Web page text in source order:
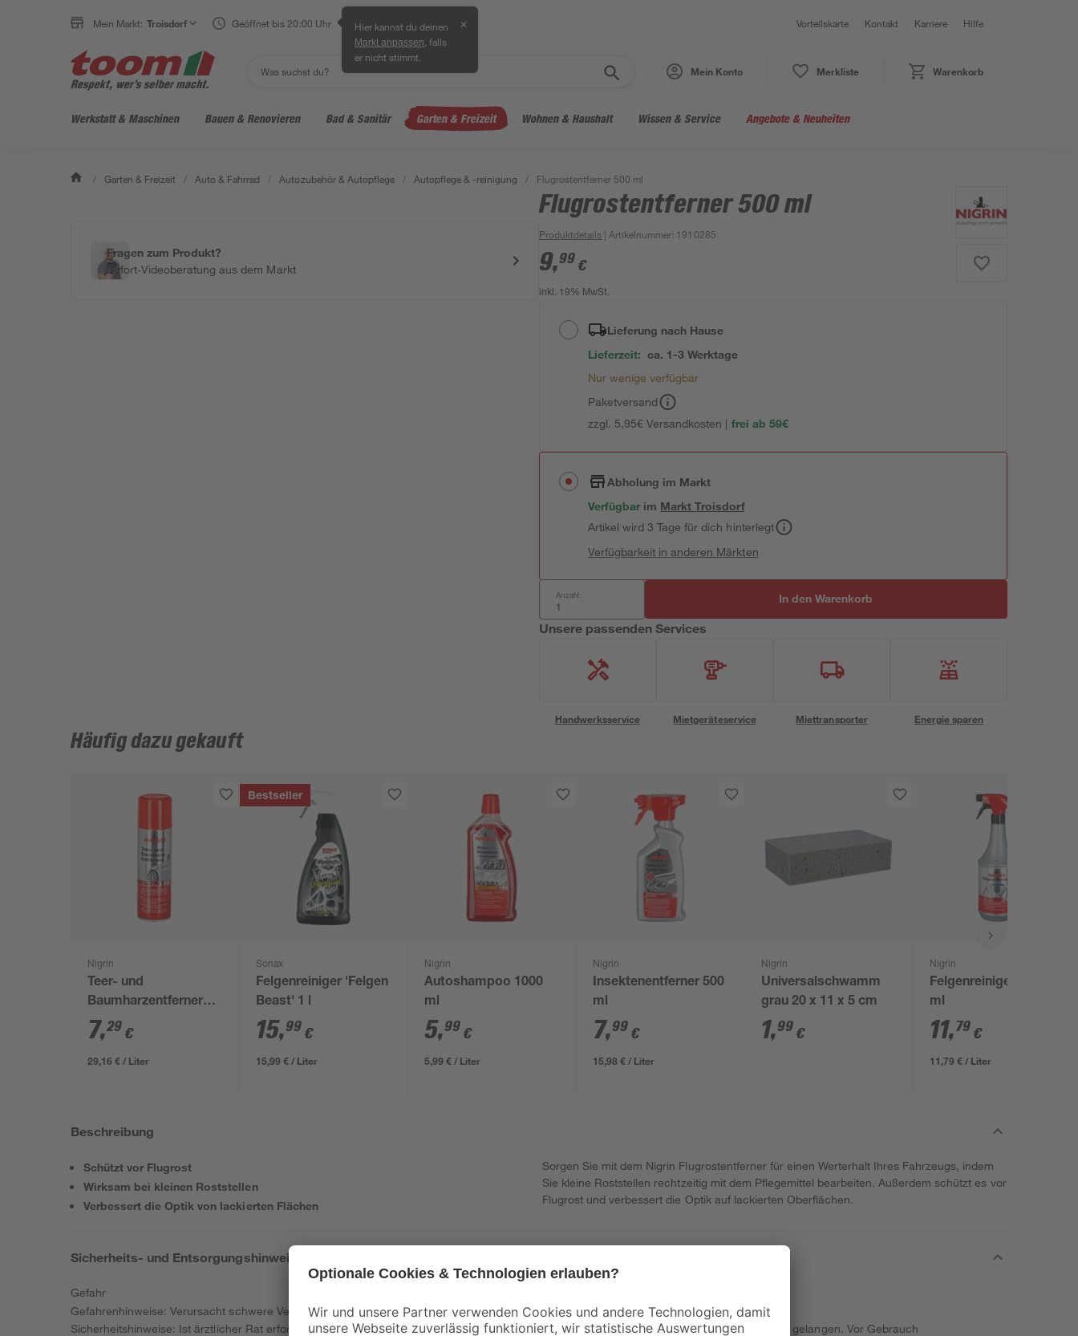
Mein Markt: Troisdorf Geöffnet bis 20:00 Uhr Hier kannst du deinen
Markt anpassen , falls
er nicht stimmt.
✕ Vorteilskarte Kontakt Karriere Hilfe
Mein Konto Merkliste Warenkorb
Werkstatt & Maschinen Bauen & Renovieren Bad & Sanitär Garten & Freizeit Wohnen & Haushalt Wissen & Service Angebote & Neuheiten
/ Garten & Freizeit / Auto & Fahrrad / Autozubehör & Autopflege / Autopflege & -reinigung / Flugrostentferner 500 ml
Fragen zum Produkt?
Sofort-Videoberatung aus dem Markt
Flugrostentferner 500 ml
Produktdetails | Artikelnummer: 1910285
9,99 €
inkl. 19% MwSt.
Lieferung nach Hause
Lieferzeit: ca. 1-3 Werktage
Nur wenige verfügbar
Paketversand
zzgl. 5,95€ Versandkosten | frei ab 59€
Abholung im Markt
Verfügbar im MarktTroisdorf
Artikel wird 3 Tage für dich hinterlegt
Verfügbarkeit in anderen Märkten
Anzahl: In den Warenkorb
Unsere passenden Services
Handwerksservice Mietgeräteservice Miettransporter Energie sparen
Häufig dazu gekauft
Nigrin
Teer- und
Baumharzentferner
250 ml
7,29 €
29,16 € / Liter
Bestseller
Sonax
Felgenreiniger 'Felgen
Beast' 1 l
15,99 €
15,99 € / Liter
Nigrin
Autoshampoo 1000
ml
5,99 €
5,99 € / Liter
Nigrin
Insektenentferner 500
ml
7,99 €
15,98 € / Liter
Nigrin
Universalschwamm
grau 20 x 11 x 5 cm
1,99 €
Nigrin
Felgenreiniger 1000
ml
11,79 €
11,79 € / Liter
Beschreibung
Schützt vor Flugrost
Wirksam bei kleinen Roststellen
Verbessert die Optik von lackierten Flächen
Sorgen Sie mit dem Nigrin Flugrostentferner für einen Werterhalt Ihres Fahrzeugs, indem
Sie kleine Roststellen rechtzeitig mit dem Pflegemittel bearbeiten. Außerdem schützt es vor
Flugrost und verbessert die Optik auf lackierten Oberflächen.
Sicherheits- und Entsorgungshinweise
Gefahr
Gefahrenhinweise: Verursacht schwere Verätzungen der Haut und schwere Augenschäden.
Sicherheitshinweise: Ist ärztlicher Rat erforderlich, Verpackung oder Kennzeichnungsetikett bereithalten. Darf nicht in die Hände von Kindern gelangen. Vor Gebrauch